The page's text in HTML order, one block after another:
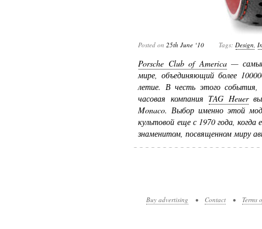
Posted on 25th June ‘10 Tags: Design,
Porsche Club of America —
мире, объединяющий более
летие. В честь этого
часовая компания TAG Heuer
Monaco. Выбор именно этой
культовой еще с 1970 года,
знаменитом, посвященном миру
Buy advertising • Contact • Terms